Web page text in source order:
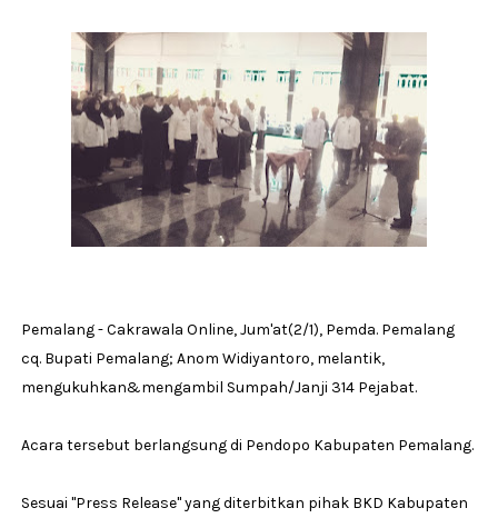
Pemalang - Cakrawala Online, Jum'at(2/1), Pemda. Pemalang
cq. Bupati Pemalang; Anom Widiyantoro, melantik,
mengukuhkan&mengambil Sumpah/Janji 314 Pejabat.
Acara tersebut berlangsung di Pendopo Kabupaten Pemalang.
Sesuai ''Press Release'' yang diterbitkan pihak BKD Kabupaten